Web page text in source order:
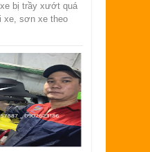
bị trầy xướt quá
xe, sơn xe theo